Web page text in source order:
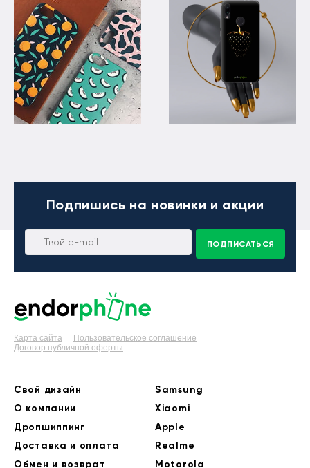
Подпишись на новинки и акции
ПОДПИСАТЬСЯ
Карта сайта
Пользовательское соглашение
Договор публичной оферты
Свой дизайн
О компании
Дропшиппинг
Доставка и оплата
Обмен и возврат
Samsung
Xiaomi
Apple
Realme
Motorola